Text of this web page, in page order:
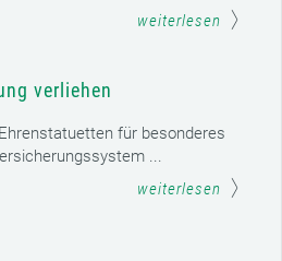
weiterlesen
verliehen
für besonderes
...
weiterlesen